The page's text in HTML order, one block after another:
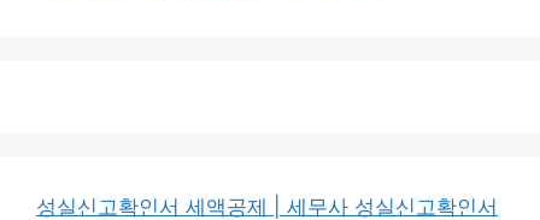
성실신고확인서 세액공제 | 세무사 성실신고확인서